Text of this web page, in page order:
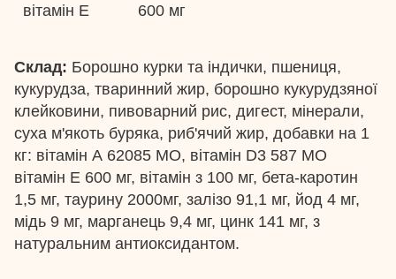
вітамін E
600 мг
Склад: Борошно курки та індички, пшениця,
кукурудза, тваринний жир, борошно кукурудзяної
клейковини, пивоварний рис, дигест, мінерали,
суха м'якоть буряка, риб'ячий жир, добавки на 1
кг: вітамін А 62085 МО, вітамін D3 587 МО
вітамін Е 600 мг, вітамін з 100 мг, бета-каротин
1,5 мг, таурину 2000мг, залізо 91,1 мг, йод 4 мг,
мідь 9 мг, марганець 9,4 мг, цинк 141 мг, з
натуральним антиоксидантом.